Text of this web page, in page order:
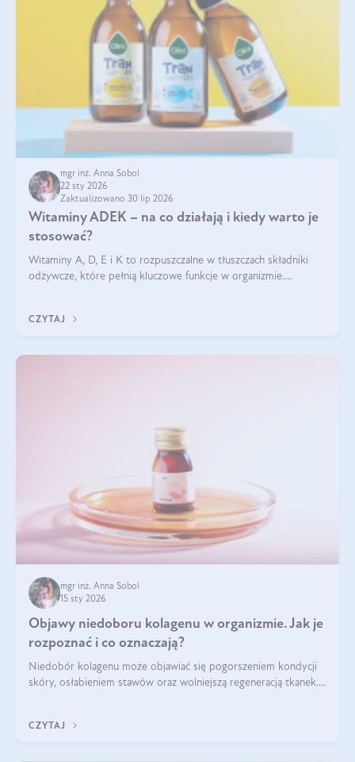
mgr inż. Anna Sobol
22 sty 2026
Zaktualizowano 30 lip 2026
Witaminy ADEK – na co działają i kiedy warto je
stosować?
Witaminy A, D, E i K to rozpuszczalne w tłuszczach składniki
odżywcze, które pełnią kluczowe funkcje w organizmie.
CZYTAJ
mgr inż. Anna Sobol
15 sty 2026
Objawy niedoboru kolagenu w organizmie. Jak je
rozpoznać i co oznaczają?
Niedobór kolagenu może objawiać się pogorszeniem kondycji
skóry, osłabieniem stawów oraz wolniejszą regeneracją tkanek.
osłabienie włosów.
CZYTAJ